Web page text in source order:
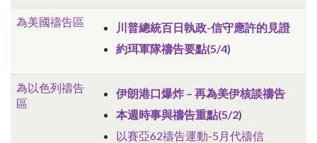
為美國禱告區
川普總統百日執政-信守應許的見證
約珥軍隊禱告要點(5/4)
為以色列禱告
區
伊朗港口爆炸 – 再為美伊核談禱告
本週時事與禱告重點(5/2)
以賽亞62禱告運動-5月代禱信